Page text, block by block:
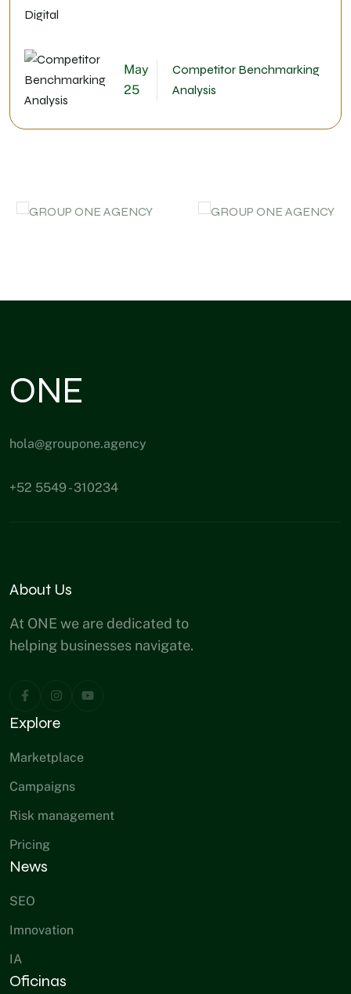
May
25
Competitor Benchmarking
Analysis
ONE
hola@groupone.agency
+52 5549 - 310234
About Us
At ONE we are dedicated to
helping businesses navigate.
Explore
Marketplace
Campaigns
Risk management
Pricing
News
SEO
Imnovation
IA
Oficinas